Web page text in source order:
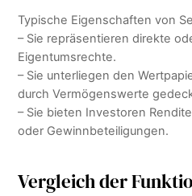
Typische Eigenschaften von
– Sie repräsentieren direkte
Eigentumsrechte.
– Sie unterliegen den
durch Vermögenswerte
– Sie bieten Investoren
oder Gewinnbeteiligungen.
Vergleich der